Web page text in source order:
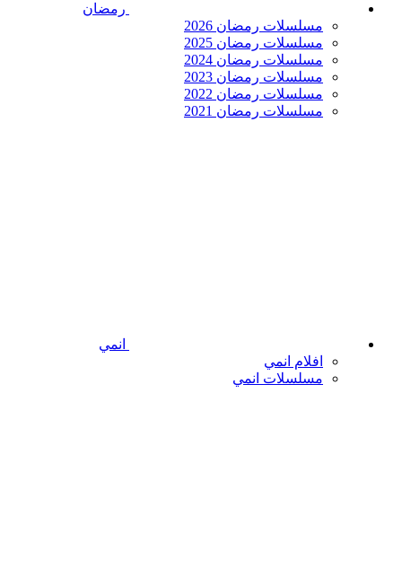
رمضان
مسلسلات رمضان 2026
مسلسلات رمضان 2025
مسلسلات رمضان 2024
مسلسلات رمضان 2023
مسلسلات رمضان 2022
مسلسلات رمضان 2021
انمي
افلام انمي
مسلسلات انمي